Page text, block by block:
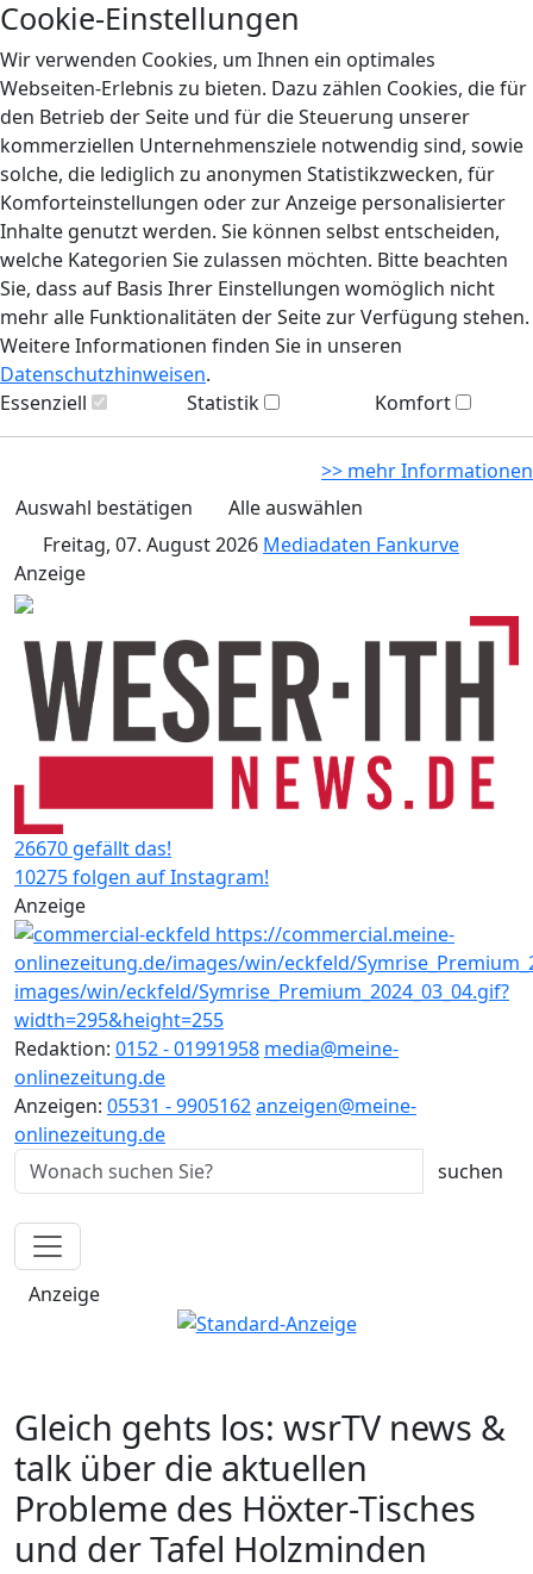
Cookie-Einstellungen
Wir verwenden Cookies, um Ihnen ein optimales
Webseiten-Erlebnis zu bieten. Dazu zählen Cookies, die für
den Betrieb der Seite und für die Steuerung unserer
kommerziellen Unternehmensziele notwendig sind, sowie
solche, die lediglich zu anonymen Statistikzwecken, für
Komforteinstellungen oder zur Anzeige personalisierter
Inhalte genutzt werden. Sie können selbst entscheiden,
welche Kategorien Sie zulassen möchten. Bitte beachten
Sie, dass auf Basis Ihrer Einstellungen womöglich nicht
mehr alle Funktionalitäten der Seite zur Verfügung stehen.
Weitere Informationen finden Sie in unseren
Datenschutzhinweisen.
Essenziell
Statistik Komfort
>> mehr Informationen
Auswahl bestätigen
Alle auswählen
Freitag, 07. August 2026 Mediadaten Fankurve
Anzeige
26670 gefällt das!
10275 folgen auf Instagram!
Anzeige
Redaktion: 0152 - 01991958 media@meine-
onlinezeitung.de
Anzeigen: 05531 - 9905162anzeigen@meine-
onlinezeitung.de
Anzeige
Gleich gehts los: wsrTV news &
talk über die aktuellen
Probleme des Höxter-Tisches
und der Tafel Holzminden